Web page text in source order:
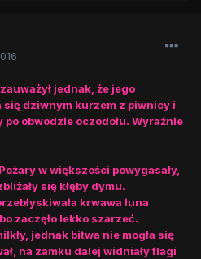
jednak, że jego
się dziwnym kurzem z piwnicy i
po obwodzie oczodołu. Wyraźnie
w większości powygasały,
się kłęby dymu.
krwawa łuna
zaczęło lekko szarzeć.
jednak bitwa nie mogła się
na zamku dalej widniały flagi